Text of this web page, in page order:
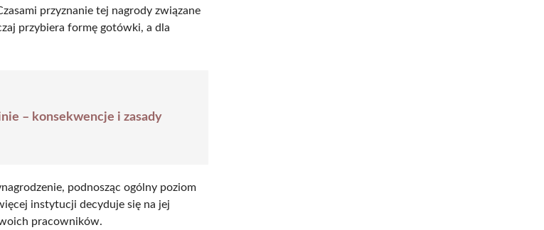
przyznanie tej nagrody związane
przybiera formę gotówki, a dla
– konsekwencje i zasady
podnosząc ogólny poziom
instytucji decyduje się na jej
pracowników.